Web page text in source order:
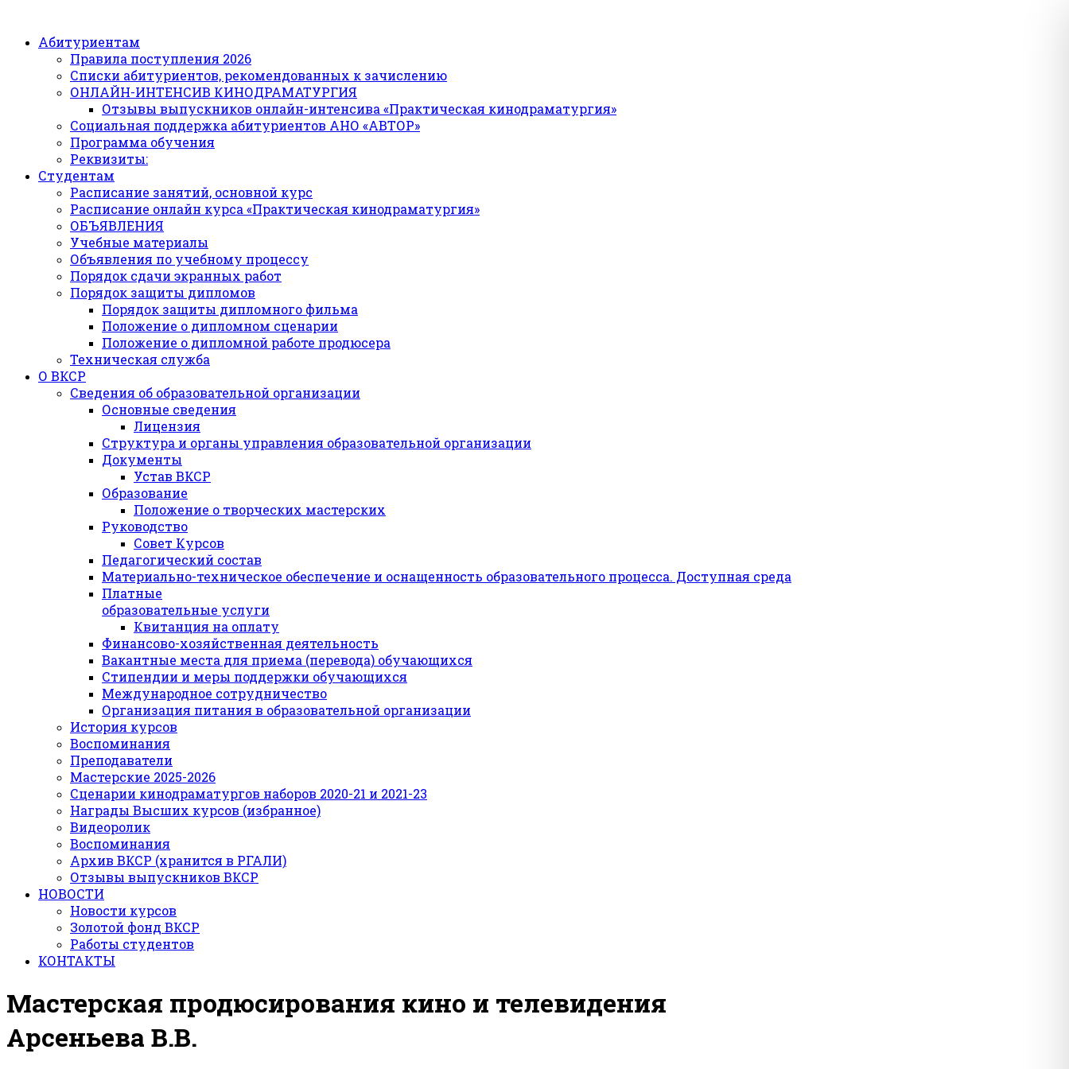
Абитуриентам
Правила поступления 2026
Списки абитуриентов, рекомендованных к зачислению
ОНЛАЙН-ИНТЕНСИВ КИНОДРАМАТУРГИЯ
Отзывы выпускников онлайн-интенсива «Практическая кинодраматургия»
Социальная поддержка абитуриентов АНО «АВТОР»
Программа обучения
Реквизиты:
Студентам
Расписание занятий, основной курс
Расписание онлайн курса «Практическая кинодраматургия»
ОБЪЯВЛЕНИЯ
Учебные материалы
Объявления по учебному процессу
Порядок сдачи экранных работ
Порядок защиты дипломов
Порядок защиты дипломного фильма
Положение о дипломном сценарии
Положение о дипломной работе продюсера
Техническая служба
О ВКСР
Сведения об образовательной организации
Основные сведения
Лицензия
Структура и органы управления образовательной организации
Документы
Устав ВКСР
Образование
Положение о творческих мастерских
Руководство
Совет Курсов
Педагогический состав
Материально-техническое обеспечение и оснащенность образовательного процесса. Доступная среда
Платные
образовательные услуги
Квитанция на оплату
Финансово-хозяйственная деятельность
Вакантные места для приема (перевода) обучающихся
Стипендии и меры поддержки обучающихся
Международное сотрудничество
Организация питания в образовательной организации
История курсов
Воспоминания
Преподаватели
Мастерские 2025-2026
Сценарии кинодраматургов наборов 2020-21 и 2021-23
Награды Высших курсов (избранное)
Видеоролик
Воспоминания
Архив ВКСР (хранится в РГАЛИ)
Отзывы выпускников ВКСР
НОВОСТИ
Новости курсов
Золотой фонд ВКСР
Работы студентов
КОНТАКТЫ
Мастерская продюсирования кино и телевидения
Арсеньева В.В.